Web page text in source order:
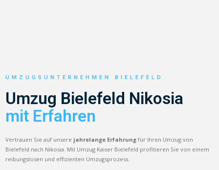
UMZUGSUNTERNEHMEN BIELEFELD
Umzug Bielefeld Nikosia
mit Erfahren
Vertrauen Sie auf unsere jahrelange Erfahrung für Ihren Umzug von
Bielefeld nach Nikosia. Mit Umzug Kaiser Bielefeld profitieren Sie von einem
reibungslosen und effizienten Umzugsprozess.